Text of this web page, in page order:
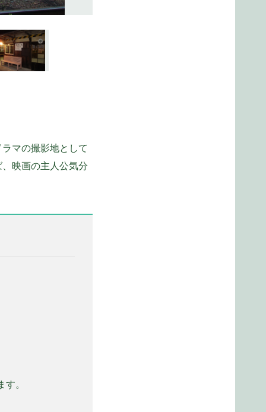
マの撮影地として
映画の主人公気分
。